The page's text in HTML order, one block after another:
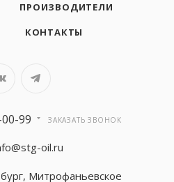
ПРОИЗВОДИТЕЛИ
КОНТАКТЫ
99 ЗАКАЗАТЬ ЗВОНОК
oil.ru
Митрофаньевское